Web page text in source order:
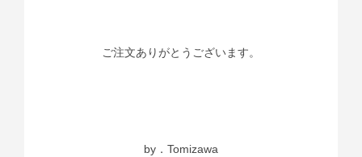
ご注文ありがとうございます。
by．Tomizawa